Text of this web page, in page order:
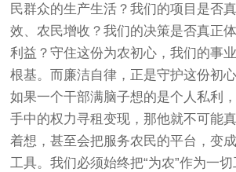
民群众的生产生活？我们的项目是否
效、农民增收？我们的决策是否真正
利益？守住这份为农初心，我们的事
根基。而廉洁自律，正是守护这份初
如果一个干部满脑子想的是个人私利
手中的权力寻租变现，那他就不可能
着想，甚至会把服务农民的平台，变
工具。我们必须始终把“为农”作为一